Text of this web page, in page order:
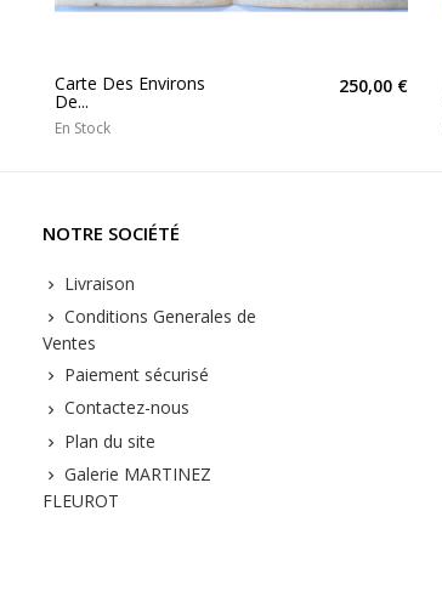
Carte Des Environs
De...
250,00 €
En Stock
NOTRE SOCIÉTÉ
Livraison
Conditions Generales de
Ventes
Paiement sécurisé
Contactez-nous
Plan du site
Galerie MARTINEZ
FLEUROT